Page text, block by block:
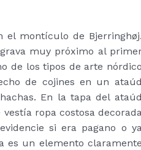
el montículo de
muy próximo al
de los tipos de arte
de cojines en un
En la tapa del
ropa costosa
si era pagano o
es un elemento